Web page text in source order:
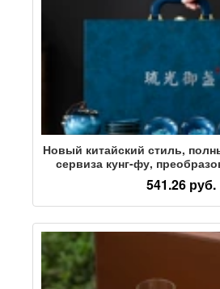
Новый китайский стиль,
сервиза кунг-фу,
подарочная коробка, полный
высококачественные
индивидуальным
541.26 руб.